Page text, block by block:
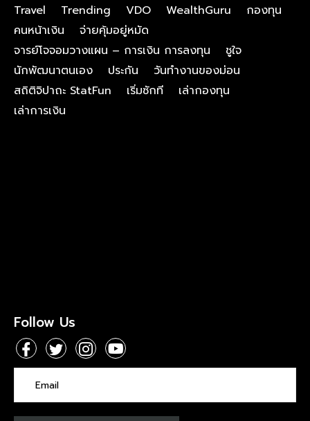
Travel
Trending VDO WealthGuru
กองทุน
คนหน้าเงิน
จ่ายคุ้มอยู่หมัด
จารย์โจจอมวางแผน – การเงิน การลงทุน
ชูใจ
นักพัฒนาตนเอง
ประกัน
วันทำงานของม่อน
สถิติจิปาถะ StatFun
เริ่มซักที
เล่ากองทุน
เล่าการเงิน
Follow Us